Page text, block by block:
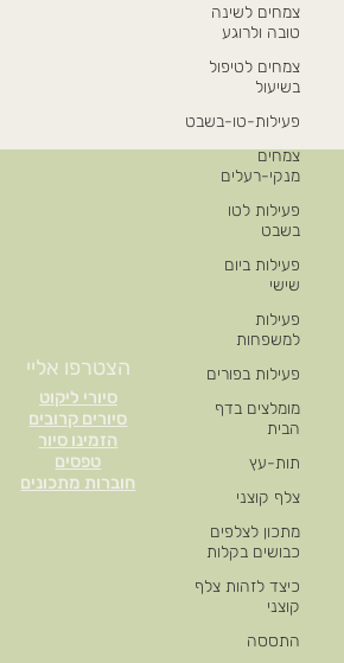
צמחים לשינה
טובה ולרוגע
צמחים לטיפול
בשיעול
פעילות-טו-בשבט
צמחים
מנקי-רעלים
פעילות לטו
בשבט
פעילות ביום
שישי
פעילות
למשפחות
פעילות בפורים
מומלצים בדף
הבית
תות-עץ
צלף קוצני
מתכון לצלפים
כבושים בקלות
כיצד לזהות צלף
קוצני
התססה
סיורי ליקוט
סיורים קרובים
הזמינו סיור
טפסים
חוברות מתכונים
הצטרפו אליי